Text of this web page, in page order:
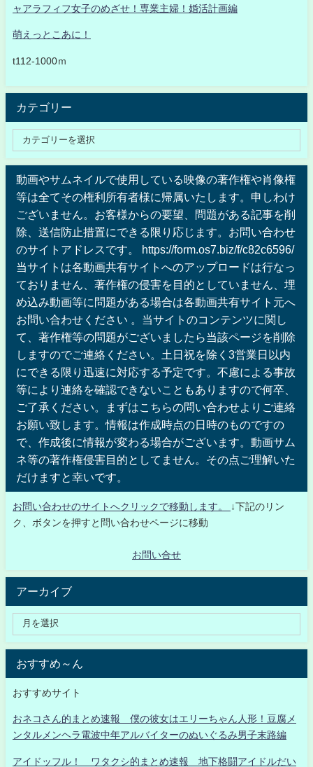
ャアラフィフ女子のめざせ！専業主婦！婚活計画編
萌えっとこあに！
t112-1000ｍ
カテゴリー
動画やサムネイルで使用している映像の著作権や肖像権
等は全てその権利所有者様に帰属いたします。申しわけ
ございません。お客様からの要望、問題がある記事を削
除、送信防止措置にできる限り応じます。お問い合わせ
のサイトアドレスです。 https://form.os7.biz/f/c82c6596/
当サイトは各動画共有サイトへのアップロードは行なっ
ておりません、著作権の侵害を目的としていません、埋
め込み動画等に問題がある場合は各動画共有サイト元へ
お問い合わせください 。当サイトのコンテンツに関し
て、著作権等の問題がございましたら当該ページを削除
しますのでご連絡ください。土日祝を除く3営業日以内
にできる限り迅速に対応する予定です。不慮による事故
等により連絡を確認できないこともありますので何卒、
ご了承ください。まずはこちらの問い合わせよりご連絡
お願い致します。情報は作成時点の日時のものですの
で、作成後に情報が変わる場合がございます。動画サム
ネ等の著作権侵害目的としてません。その点ご理解いた
だけますと幸いです。
お問い合わせのサイトへクリックで移動します。
↓下記のリン
ク、ボタンを押すと問い合わせページに移動
お問い合せ
アーカイブ
おすすめ～ん
おすすめサイト
おネコさん的まとめ速報 僕の彼女はエリーちゃん人形！豆腐メ
ンタルメンヘラ電波中年アルバイターのぬいぐるみ男子末路編
アイドッフル！ ワタクシ的まとめ速報 地下格闘アイドルだい